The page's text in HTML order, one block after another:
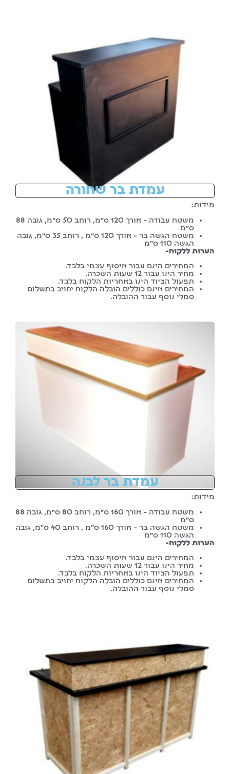
עמדת בר שחורה
מידות:
משטח עבודה – אורך 120 ס”מ, רוחב 50 ס”מ, גובה 88
ס”מ
משטח הגשה בר – אורך 120 ס”מ , רוחב 35 ס”מ, גובה
הגשה 110 ס”מ
הערות ללקוח-
המחירים הינם עבור איסוף עצמי בלבד.
מחיר הינו עבור 12 שעות השכרה.
תפעול הציוד הינו באחריות הלקוח בלבד.
המחירים אינם כוללים הובלה הלקוח יחויב בתשלום
סמלי נוסף עבור ההובלה.
עמדת בר לבנה
מידות:
משטח עבודה – אורך 160 ס”מ, רוחב 80 ס”מ, גובה 88
ס”מ
משטח הגשה בר – אורך 160 ס”מ , רוחב 40 ס”מ, גובה
הגשה 110 ס”מ
הערות ללקוח-
המחירים הינם עבור איסוף עצמי בלבד.
מחיר הינו עבור 12 שעות השכרה.
תפעול הציוד הינו באחריות הלקוח בלבד.
המחירים אינם כוללים הובלה הלקוח יחויב בתשלום
סמלי נוסף עבור ההובלה.